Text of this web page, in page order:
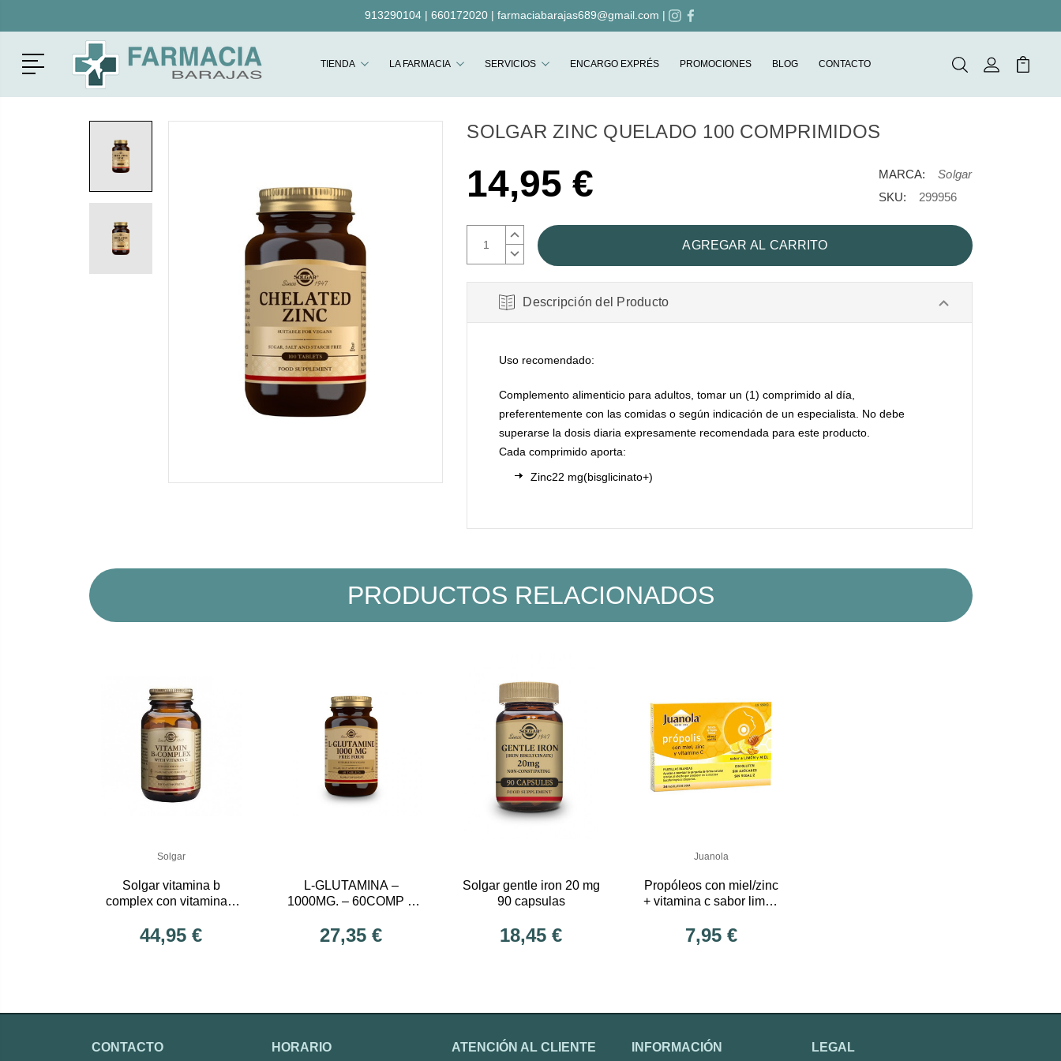
913290104| 660172020| farmaciabarajas689@gmail.com |
Menú TIENDA LA FARMACIA SERVICIOS ENCARGO EXPRÉS PROMOCIONES BLOG CONTACTO BuscarMi Cuenta
Mi
SOLGAR ZINC QUELADO 100 COMPRIMIDOS
14,95 €
AUMENTAR
CANTIDAD:
DISMINUIR
CANTIDAD:
MARCA:
Solgar
SKU:
299956
Descripción del Producto
Uso recomendado:
Complemento alimenticio para adultos, tomar un (1) comprimido al día,
preferentemente con las comidas o según indicación de un especialista. No debe
superarse la dosis diaria expresamente recomendada para este producto.
Cada comprimido aporta:
Zinc22 mg(bisglicinato+)
PRODUCTOS RELACIONADOS
Solgar
Solgar vitamina b
complex con vitamina c
44,95 €
L-GLUTAMINA –
1000MG. – 60COMP –
27,35 €
Solgar gentle iron 20 mg
90 capsulas
18,45 €
Juanola
Propóleos con miel/zinc
+ vitamina c sabor limón
7,95 €
CONTACTO HORARIO ATENCIÓN AL CLIENTE INFORMACIÓN LEGAL